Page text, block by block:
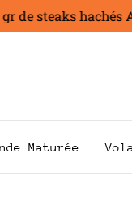
de steaks hachés
Maturée